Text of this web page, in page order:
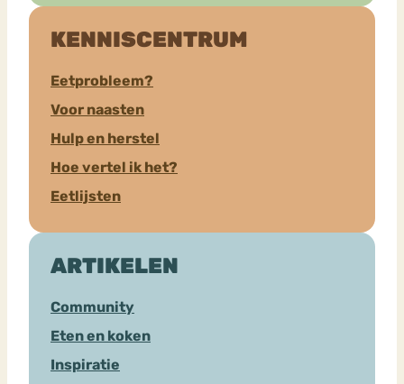
KENNISCENTRUM
Eetprobleem?
Voor naasten
Hulp en herstel
Hoe vertel ik het?
Eetlijsten
ARTIKELEN
Community
Eten en koken
Inspiratie